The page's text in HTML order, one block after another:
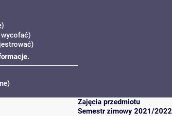
Zajęcia przedmiotu
Semestr zimowy 2021/2022